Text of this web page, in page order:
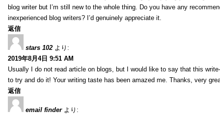
blog writer but I’m still new to the whole thing. Do you have any
inexperienced blog writers? I’d genuinely appreciate it.
返信
stars 102 より:
2019年8月4日 9:51 AM
Usually I do not read article on blogs, but I would like to say that this
to try and do it! Your writing taste has been amazed me. Thanks, very
返信
email finder より: